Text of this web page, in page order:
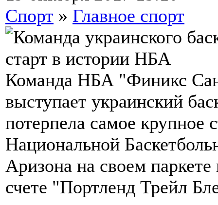
Спорт » Главное спорт
Команда НБА "Финикс
выступает украинский
потерпела самое крупное
Национальной
Аризона на своем
счете "Портленд Трейл